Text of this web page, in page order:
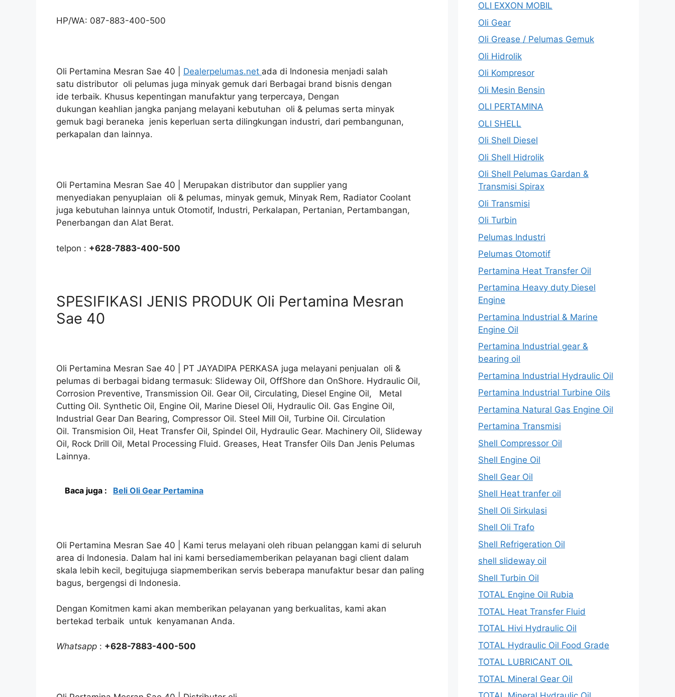
HP/WA: 087-883-400-500
Oli Pertamina Mesran Sae 40 | Dealerpelumas.net ada di Indonesia menjadi salah
satu distributor oli pelumas juga minyak gemuk dari Berbagai brand bisnis dengan
ide terbaik. Khusus kepentingan manufaktur yang terpercaya, Dengan
dukungan keahlian jangka panjang melayani kebutuhan oli & pelumas serta minyak
gemuk bagi beraneka jenis keperluan serta dilingkungan industri, dari pembangunan,
perkapalan dan lainnya.
Oli Pertamina Mesran Sae 40 | Merupakan distributor dan supplier yang
menyediakan penyuplaian oli & pelumas, minyak gemuk, Minyak Rem, Radiator Coolant
juga kebutuhan lainnya untuk Otomotif, Industri, Perkalapan, Pertanian, Pertambangan,
Penerbangan dan Alat Berat.
telpon : +628-7883-400-500
SPESIFIKASI JENIS PRODUK Oli Pertamina Mesran
Sae 40
Oli Pertamina Mesran Sae 40 | PT JAYADIPA PERKASA juga melayani penjualan oli &
pelumas di berbagai bidang termasuk: Slideway Oil, OffShore dan OnShore. Hydraulic Oil,
Corrosion Preventive, Transmission Oil. Gear Oil, Circulating, Diesel Engine Oil, Metal
Cutting Oil. Synthetic Oil, Engine Oil, Marine Diesel Oli, Hydraulic Oil. Gas Engine Oil,
Industrial Gear Dan Bearing, Compressor Oil. Steel Mill Oil, Turbine Oil. Circulation
Oil. Transmision Oil, Heat Transfer Oil, Spindel Oil, Hydraulic Gear. Machinery Oil, Slideway
Oil, Rock Drill Oil, Metal Processing Fluid. Greases, Heat Transfer Oils Dan Jenis Pelumas
Lainnya.
Baca juga : Beli Oli Gear Pertamina
Oli Pertamina Mesran Sae 40 | Kami terus melayani oleh ribuan pelanggan kami di seluruh
area di Indonesia. Dalam hal ini kami bersediamemberikan pelayanan bagi client dalam
skala lebih kecil, begitujuga siapmemberikan servis beberapa manufaktur besar dan paling
bagus, bergengsi di Indonesia.
Dengan Komitmen kami akan memberikan pelayanan yang berkualitas, kami akan
bertekad terbaik untuk kenyamanan Anda.
Whatsapp : +628-7883-400-500
OLI EXXON MOBIL
Oli Gear
Oli Grease / Pelumas Gemuk
Oli Hidrolik
Oli Kompresor
Oli Mesin Bensin
OLI PERTAMINA
OLI SHELL
Oli Shell Diesel
Oli Shell Hidrolik
Oli Shell Pelumas Gardan &
Transmisi Spirax
Oli Transmisi
Oli Turbin
Pelumas Industri
Pelumas Otomotif
Pertamina Heat Transfer Oil
Pertamina Heavy duty Diesel
Engine
Pertamina Industrial & Marine
Engine Oil
Pertamina Industrial gear &
bearing oil
Pertamina Industrial Hydraulic Oil
Pertamina Industrial Turbine Oils
Pertamina Natural Gas Engine Oil
Pertamina Transmisi
Shell Compressor Oil
Shell Engine Oil
Shell Gear Oil
Shell Heat tranfer oil
Shell Oli Sirkulasi
Shell Oli Trafo
Shell Refrigeration Oil
shell slideway oil
Shell Turbin Oil
TOTAL Engine Oil Rubia
TOTAL Heat Transfer Fluid
TOTAL Hivi Hydraulic Oil
TOTAL Hydraulic Oil Food Grade
TOTAL LUBRICANT OIL
TOTAL Mineral Gear Oil